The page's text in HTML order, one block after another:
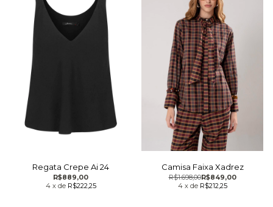
Regata Crepe Ai 24
R$889,00
4 x de R$222,25
Camisa Faixa Xadrez
R$849,00
R$1.698,00
4 x de R$212,25